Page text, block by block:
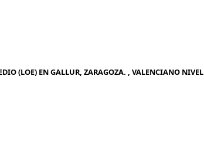
(LOE) EN GALLUR, ZARAGOZA. , VALENCIANO NIVEL